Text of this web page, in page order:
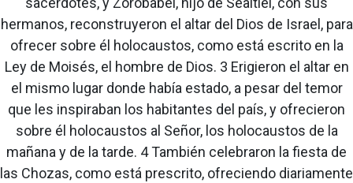
hermanos, reconstruyeron el altar del Dios de Israel, para
ofrecer sobre él holocaustos, como está escrito en la
Ley de Moisés, el hombre de Dios. 3 Erigieron el altar en
el mismo lugar donde había estado, a pesar del temor
que les inspiraban los habitantes del país, y ofrecieron
sobre él holocaustos al Señor, los holocaustos de la
mañana y de la tarde. 4 También celebraron la fiesta de
las Chozas, como está prescrito, ofreciendo diariamente